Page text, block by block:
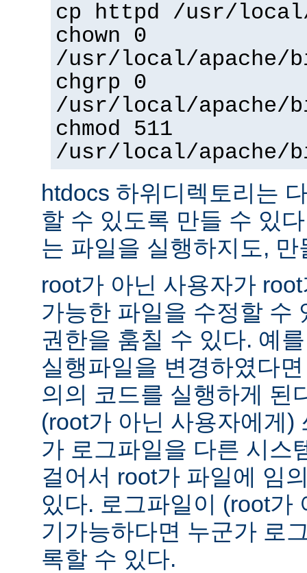
cp httpd /usr/
chown 0
/usr/local/apache/
chgrp 0
/usr/local/apache/
chmod 511
/usr/local/apache/
htdocs 하위디렉토리는
할 수 있도록 만들 수 있
는 파일을 실행하지도,
root가 아닌 사용자가
가능한 파일을 수정할 수
권한을 훔칠 수 있다. 예
실행파일을 변경하였다
의의 코드를 실행하게 된
(root가 아닌 사용자에게)
가 로그파일을 다른 시스
걸어서 root가 파일에 임
있다. 로그파일이 (root가
기가능하다면 누군가 로
록할 수 있다.